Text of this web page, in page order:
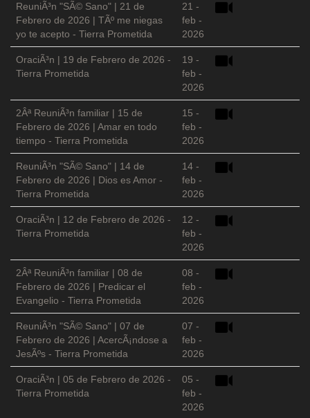
ReuniÃ³n "SÃ© Sano" | 21 de
Febrero de 2026 | TÃº me niegas
yo te acepto - Tierra Prometida
21 -
feb -
2026
OraciÃ³n | 19 de Febrero de 2026 -
Tierra Prometida
19 -
feb -
2026
2Âª ReuniÃ³n familiar | 15 de
Febrero de 2026 | Amar en todo
tiempo - Tierra Prometida
15 -
feb -
2026
ReuniÃ³n "SÃ© Sano" | 14 de
Febrero de 2026 | Dios es Amor -
Tierra Prometida
14 -
feb -
2026
OraciÃ³n | 12 de Febrero de 2026 -
Tierra Prometida
12 -
feb -
2026
2Âª ReuniÃ³n familiar | 08 de
Febrero de 2026 | Predicar el
Evangelio - Tierra Prometida
08 -
feb -
2026
ReuniÃ³n "SÃ© Sano" | 07 de
Febrero de 2026 | AcercÃ¡ndose a
JesÃºs - Tierra Prometida
07 -
feb -
2026
OraciÃ³n | 05 de Febrero de 2026 -
Tierra Prometida
05 -
feb -
2026